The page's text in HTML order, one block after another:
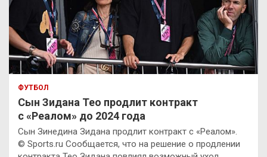
ФУТБОЛ
Сын Зидана Тео продлит контракт
с «Реалом» до 2024 года
Сын Зинедина Зидана продлит контракт с «Реалом».
© Sports.ru Сообщается, что на решение о продлении